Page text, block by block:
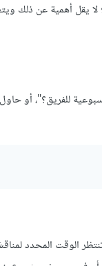
يقل أهمية عن ذلك
للفريق؟"، أو
الوقت المحدد